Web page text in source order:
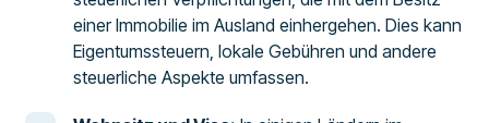
einer Immobilie im Ausland einhergehen. Dies kann
Eigentumssteuern, lokale Gebühren und andere
steuerliche Aspekte umfassen.